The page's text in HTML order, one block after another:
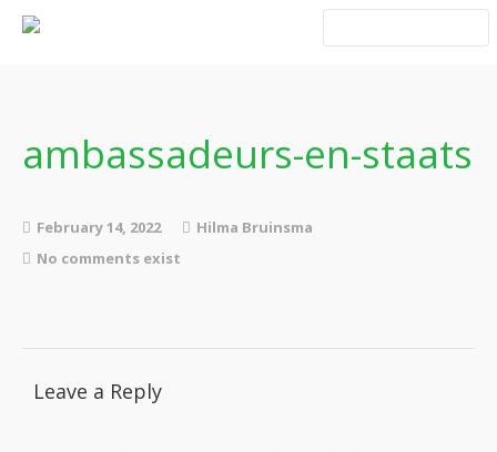
Boeken
Gedichten
ambassadeurs-en-staats
February 14, 2022
Hilma Bruinsma
No comments exist
Leave a Reply